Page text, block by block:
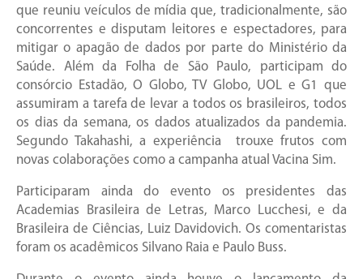
que reuniu veículos de mídia que, tradicionalmente, são
concorrentes e disputam leitores e espectadores, para
mitigar o apagão de dados por parte do Ministério da
Saúde. Além da Folha de São Paulo, participam do
consórcio Estadão, O Globo, TV Globo, UOL e G1 que
assumiram a tarefa de levar a todos os brasileiros, todos
os dias da semana, os dados atualizados da pandemia.
Segundo Takahashi, a experiência trouxe frutos com
novas colaborações como a campanha atual Vacina Sim.
Participaram ainda do evento os presidentes das
Academias Brasileira de Letras, Marco Lucchesi, e da
Brasileira de Ciências, Luiz Davidovich. Os comentaristas
foram os acadêmicos Silvano Raia e Paulo Buss.